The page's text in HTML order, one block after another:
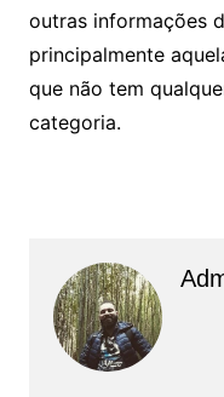
outras informações
principalmente
que não tem
categoria.